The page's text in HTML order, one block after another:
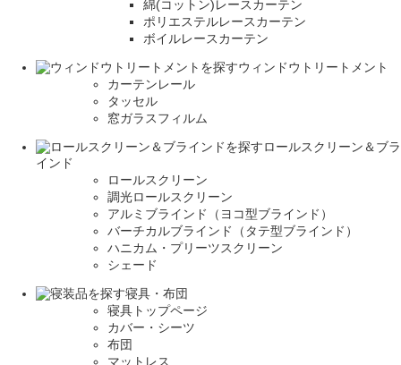
綿(コットン)レースカーテン
ポリエステルレースカーテン
ボイルレースカーテン
ウィンドウトリートメント
カーテンレール
タッセル
窓ガラスフィルム
ロールスクリーン＆ブラ
インド
ロールスクリーン
調光ロールスクリーン
アルミブラインド（ヨコ型ブラインド）
バーチカルブラインド（タテ型ブラインド）
ハニカム・プリーツスクリーン
シェード
寝具・布団
寝具トップページ
カバー・シーツ
布団
マットレス